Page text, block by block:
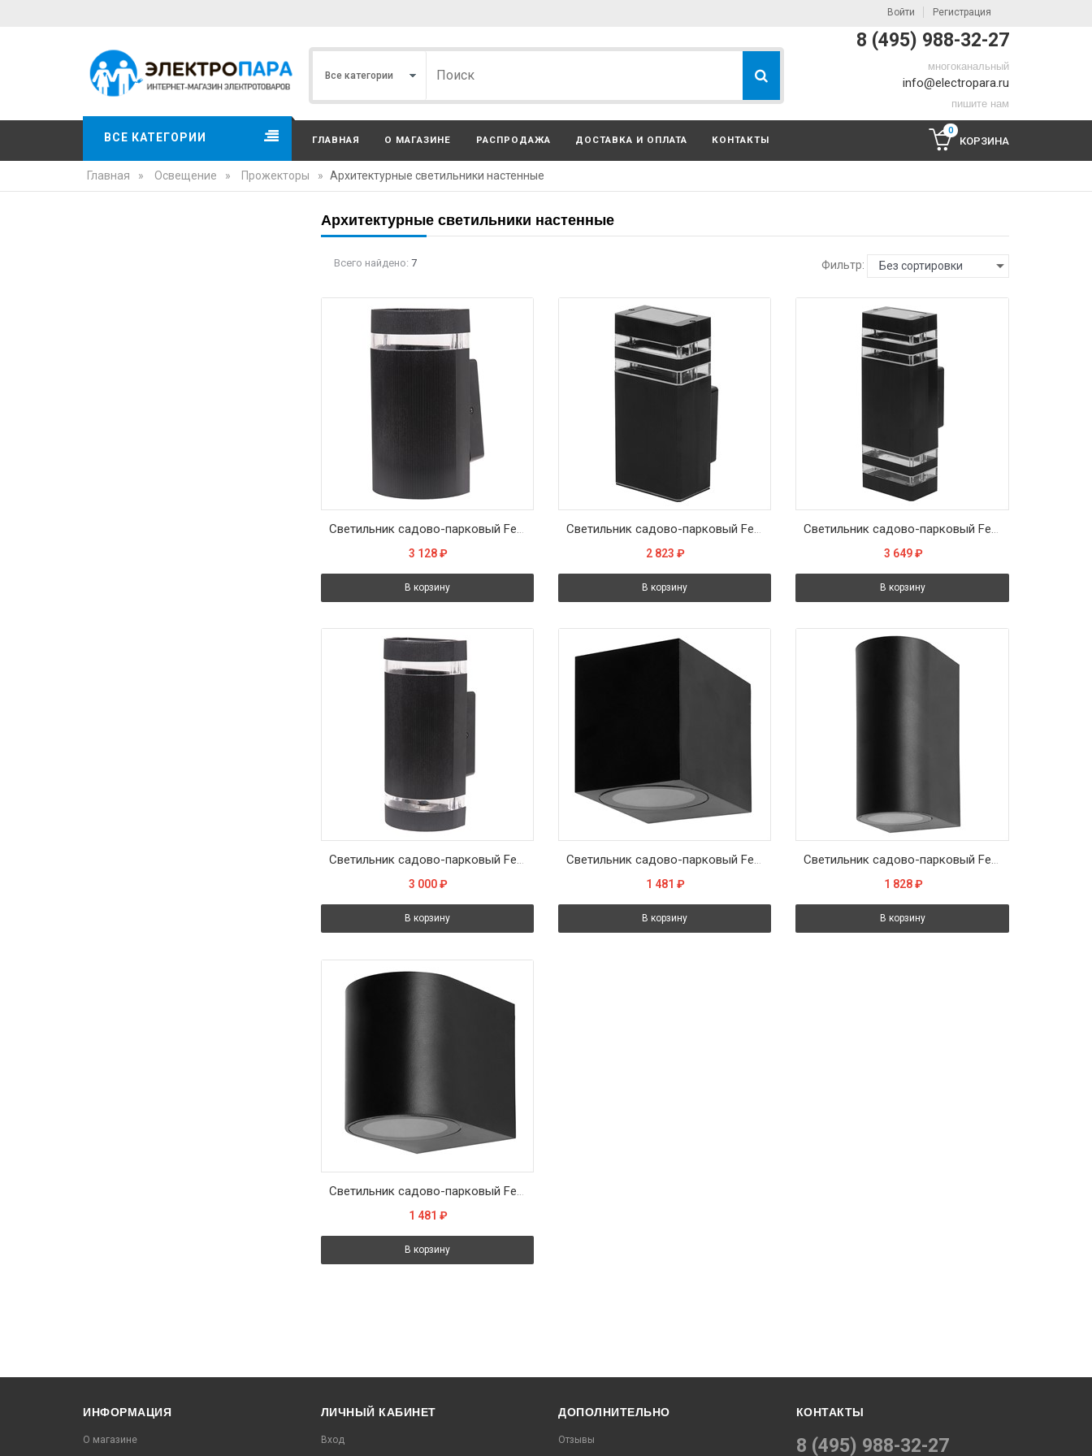
Войти Регистрация
8 (495) 988-32-27
многоканальный
info@electropara.ru
пишите нам
ВСЕ КАТЕГОРИИ ГЛАВНАЯ О МАГАЗИНЕ РАСПРОДАЖА ДОСТАВКА И ОПЛАТА КОНТАКТЫ
0
КОРЗИНА
Главная » Освещение » Прожекторы » Архитектурные светильники настенные
Архитектурные светильники настенные
Всего найдено: 7 Фильтр: Без сортировки
Светильник садово-парковый Feron.ONE DH1701-P, на стену вверх, GU10 220-240V, черный пластик
3 128 ₽
В корзину
Светильник садово-парковый Feron.ONE DH0806-P, на стену вверх, GU10 220-240V, черный пластик
2 823 ₽
В корзину
Светильник садово-парковый Feron.ONE DH0807-P, на стену вверх/вниз, 2*GU10 220-240V, черный пластик
3 649 ₽
В корзину
Светильник садово-парковый Feron.ONE DH1702-P, на стену вверх/вниз, 2*GU10 220-240V, черный пластик
3 000 ₽
В корзину
Светильник садово-парковый Feron.ONE DH050-P,на стену, GU10 220-240V, черный пластик
1 481 ₽
В корзину
Светильник садово-парковый Feron.ONE DH015-P, на стену, 2*GU10 220-240V, черный пластик
1 828 ₽
В корзину
Светильник садово-парковый Feron.ONE DH014-P,на стену, GU10 220-240V, черный пластик
1 481 ₽
В корзину
ИНФОРМАЦИЯ
О магазине
ЛИЧНЫЙ КАБИНЕТ
Вход
ДОПОЛНИТЕЛЬНО
Отзывы
КОНТАКТЫ
8 (495) 988-32-27